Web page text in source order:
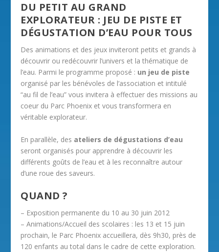
DU PETIT AU GRAND
EXPLORATEUR : JEU DE PISTE ET
DÉGUSTATION D’EAU POUR TOUS
Des animations et des jeux inviteront petits et grands à
découvrir ou redécouvrir l’univers et la thématique de
l’eau. Parmi le programme proposé : un jeu de piste
organisé par les bénévoles de l’association et intitulé
“au fil de l’eau” vous invitera à effectuer des missions au
coeur du Parc Phoenix et vous transformera en
véritable explorateur.
En parallèle, des ateliers de dégustations d’eau
seront organisés pour apprendre à découvrir les
différents goûts de l’eau et à les reconnaître autour
d’une roue des saveurs.
QUAND ?
– Exposition permanente du 10 au 30 juin 2012
– Animations/Accueil des scolaires : les 13 et 15 juin
prochain, le Parc Phoenix accueillera, dès 9h30, près de
120 enfants au total dans le cadre de cette exploration.